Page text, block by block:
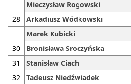
Mieczysław Rogowski
28
Arkadiusz Wódkowski
Marek Kubicki
30
Bronisława Sroczyńska
31
Stanisław Ciach
32
Tadeusz Niedźwiadek